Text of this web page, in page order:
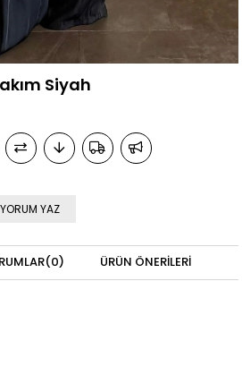
Siyah
YORUM YAZ
(0) ÜRÜN ÖNERILERI